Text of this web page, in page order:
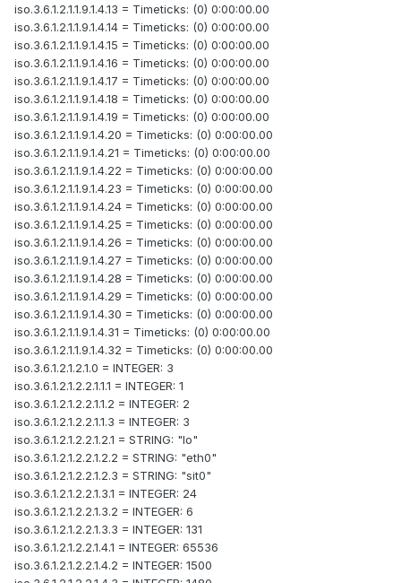
iso.3.6.1.2.1.1.9.1.4.13 = Timeticks: (0) 0:00:00.00
iso.3.6.1.2.1.1.9.1.4.14 = Timeticks: (0) 0:00:00.00
iso.3.6.1.2.1.1.9.1.4.15 = Timeticks: (0) 0:00:00.00
iso.3.6.1.2.1.1.9.1.4.16 = Timeticks: (0) 0:00:00.00
iso.3.6.1.2.1.1.9.1.4.17 = Timeticks: (0) 0:00:00.00
iso.3.6.1.2.1.1.9.1.4.18 = Timeticks: (0) 0:00:00.00
iso.3.6.1.2.1.1.9.1.4.19 = Timeticks: (0) 0:00:00.00
iso.3.6.1.2.1.1.9.1.4.20 = Timeticks: (0) 0:00:00.00
iso.3.6.1.2.1.1.9.1.4.21 = Timeticks: (0) 0:00:00.00
iso.3.6.1.2.1.1.9.1.4.22 = Timeticks: (0) 0:00:00.00
iso.3.6.1.2.1.1.9.1.4.23 = Timeticks: (0) 0:00:00.00
iso.3.6.1.2.1.1.9.1.4.24 = Timeticks: (0) 0:00:00.00
iso.3.6.1.2.1.1.9.1.4.25 = Timeticks: (0) 0:00:00.00
iso.3.6.1.2.1.1.9.1.4.26 = Timeticks: (0) 0:00:00.00
iso.3.6.1.2.1.1.9.1.4.27 = Timeticks: (0) 0:00:00.00
iso.3.6.1.2.1.1.9.1.4.28 = Timeticks: (0) 0:00:00.00
iso.3.6.1.2.1.1.9.1.4.29 = Timeticks: (0) 0:00:00.00
iso.3.6.1.2.1.1.9.1.4.30 = Timeticks: (0) 0:00:00.00
iso.3.6.1.2.1.1.9.1.4.31 = Timeticks: (0) 0:00:00.00
iso.3.6.1.2.1.1.9.1.4.32 = Timeticks: (0) 0:00:00.00
iso.3.6.1.2.1.2.1.0 = INTEGER: 3
iso.3.6.1.2.1.2.2.1.1.1 = INTEGER: 1
iso.3.6.1.2.1.2.2.1.1.2 = INTEGER: 2
iso.3.6.1.2.1.2.2.1.1.3 = INTEGER: 3
iso.3.6.1.2.1.2.2.1.2.1 = STRING: "lo"
iso.3.6.1.2.1.2.2.1.2.2 = STRING: "eth0"
iso.3.6.1.2.1.2.2.1.2.3 = STRING: "sit0"
iso.3.6.1.2.1.2.2.1.3.1 = INTEGER: 24
iso.3.6.1.2.1.2.2.1.3.2 = INTEGER: 6
iso.3.6.1.2.1.2.2.1.3.3 = INTEGER: 131
iso.3.6.1.2.1.2.2.1.4.1 = INTEGER: 65536
iso.3.6.1.2.1.2.2.1.4.2 = INTEGER: 1500